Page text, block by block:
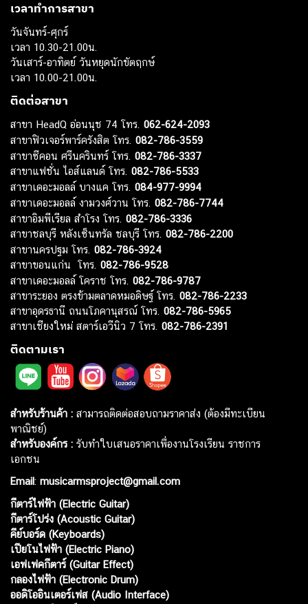
เวลาทำการสาขา
วันจันทร์-ศุกร์
เวลา 10.30-21.00น.
วันเสาร์-อาทิตย์ วันหยุดนักขัตฤกษ์
เวลา 10.00-21.00น.
ติดต่อสาขา
สาขา HeadQ อ่อนนุช 74 โทร. 062-624-2093
สาขาฟิวเจอร์พาร์ครังสิต โทร. 082-786-3559
สาขาซีคอน ศรีนครินทร์ โทร. 082-786-3337
สาขาแฟชั่น ไอส์แลนด์ โทร. 082-786-5533
สาขาเดอะมอลล์ บางแค โทร. 084-977-9994
สาขาเดอะมอลล์ งามวงศ์วาน โทร. 082-786-7744
สาขาอิมพีเรียล สำโรง โทร. 082-786-3336
สาขาชลบุรี หลังเซ็นทรัล ชลบุรี โทร. 082-786-2200
สาขานครปฐม โทร. 082-786-3924
สาขาขอนแก่น โทร. 082-786-9528
สาขาเดอะมอลล์ โคราช โทร. 082-786-9787
สาขาระยอง ตรงข้ามตลาดหมอดิษฐ์ โทร. 082-786-2233
สาขาอุดรธานี ถนนโภคานุสรณ์ โทร. 082-786-5965
สาขาเชียงใหม่ สตาร์เอวีนิว 7 โทร. 082-786-2391
ติดตามเรา
สำหรับร้านค้า : สามารถติดต่อสอบถามราคาส่ง (ต้องมีทะเบียน
พาณิชย์)
สำหรับองค์กร : รับทำใบเสนอราคาเพื่องานโรงเรียน ราชการ
เอกชน
Email: musicarmsproject@gmail.com
กีตาร์ไฟฟ้า (Electric Guitar)
กีตาร์โปร่ง (Acoustic Guitar)
คีย์บอร์ด (Keyboards)
เปียโนไฟฟ้า (Electric Piano)
เอฟเฟคกีตาร์ (Guitar Effect)
กลองไฟฟ้า (Electronic Drum)
ออดิโออินเตอร์เฟส (Audio Interface)